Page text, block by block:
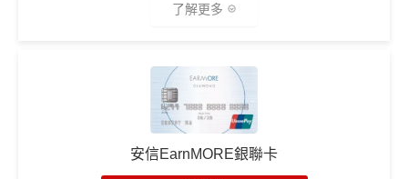
了解更多
*（基本「獎賞錢」0.4%+「 最紅自主獎賞
銀聯雙幣Pulse鑽石卡迎新
滙豐 Pulse銀聯卡申請網址
MrMiles.hk/hsbc-unionpay-a
安信EarnMORE銀聯卡